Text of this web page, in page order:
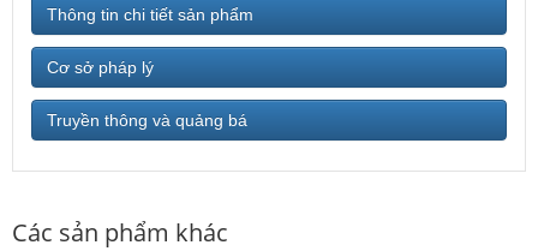
Thông tin chi tiết sản phẩm
Cơ sở pháp lý
Truyền thông và quảng bá
Các sản phẩm khác